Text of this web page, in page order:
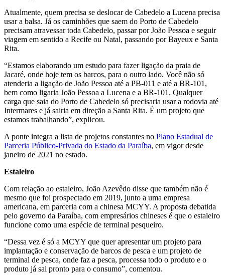
Atualmente, quem precisa se deslocar de Cabedelo a Lucena precisa
usar a balsa. Já os caminhões que saem do Porto de Cabedelo
precisam atravessar toda Cabedelo, passar por João Pessoa e seguir
viagem em sentido a Recife ou Natal, passando por Bayeux e Santa
Rita.
“Estamos elaborando um estudo para fazer ligação da praia de
Jacaré, onde hoje tem os barcos, para o outro lado. Você não só
atenderia a ligação de João Pessoa até a PB-011 e até a BR-101,
bem como ligaria João Pessoa a Lucena e a BR-101. Qualquer
carga que saia do Porto de Cabedelo só precisaria usar a rodovia até
Intermares e já sairia em direção a Santa Rita. É um projeto que
estamos trabalhando”, explicou.
A ponte integra a lista de projetos constantes no Plano Estadual de
Parceria Público-Privada do Estado da Paraíba, em vigor desde
janeiro de 2021 no estado.
Estaleiro
Com relação ao estaleiro, João Azevêdo disse que também não é
mesmo que foi prospectado em 2019, junto a uma empresa
americana, em parceria com a chinesa MCYY. A proposta debatida
pelo governo da Paraíba, com empresários chineses é que o estaleiro
funcione como uma espécie de terminal pesqueiro.
“Dessa vez é só a MCYY que quer apresentar um projeto para
implantação e conservação de barcos de pesca e um projeto de
terminal de pesca, onde faz a pesca, processa todo o produto e o
produto já sai pronto para o consumo”, comentou.